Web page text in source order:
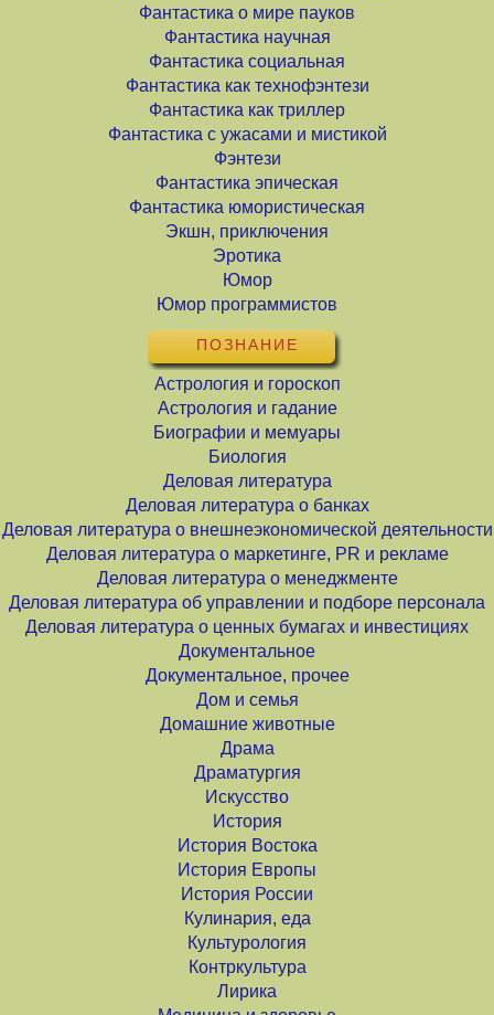
Фантастика о мире пауков
Фантастика научная
Фантастика социальная
Фантастика как технофэнтези
Фантастика как триллер
Фантастика с ужасами и мистикой
Фэнтези
Фантастика эпическая
Фантастика юмористическая
Экшн, приключения
Эротика
Юмор
Юмор программистов
ПОЗНАНИЕ
Астрология и гороскоп
Астрология и гадание
Биографии и мемуары
Биология
Деловая литература
Деловая литература о банках
Деловая литература о внешнеэкономической деятельности
Деловая литература о маркетинге, PR и рекламе
Деловая литература о менеджменте
Деловая литература об управлении и подборе персонала
Деловая литература о ценных бумагах и инвестициях
Документальное
Документальное, прочее
Дом и семья
Домашние животные
Драма
Драматургия
Искусство
История
История Востока
История Европы
История России
Кулинария, еда
Культурология
Контркультура
Лирика